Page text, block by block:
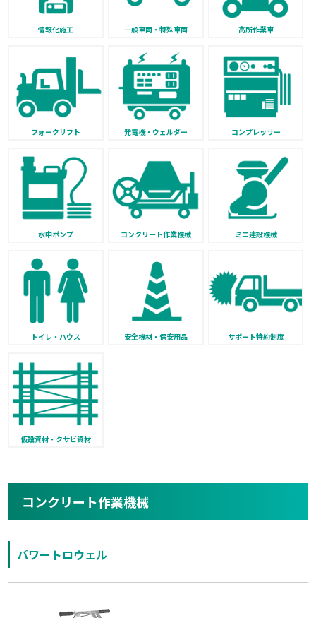
情報化施工 一般車両・特殊車両 高所作業車
フォークリフト 発電機・ウェルダー コンプレッサー
水中ポンプ コンクリート作業機械 ミニ建設機械
トイレ・ハウス 安全機材・保安用品 サポート特約制度
仮設資材・クサビ資材
コンクリート作業機械
パワートロウェル